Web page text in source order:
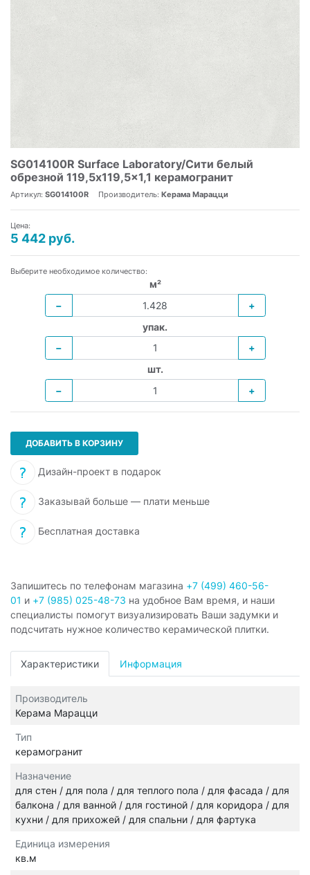
SG014100R Surface Laboratory/Сити белый
обрезной 119,5x119,5x1,1 керамогранит
Артикул: SG014100R Производитель: Керама Марацци
Цена:
5 442 руб.
Выберите необходимое количество:
м²
−
+
упак.
−
+
шт.
−
+
ДОБАВИТЬ В КОРЗИНУ
Дизайн-проект в подарок
Заказывай больше — плати меньше
Бесплатная доставка
Запишитесь по телефонам магазина +7 (499) 460-56-
01 и +7 (985) 025-48-73 на удобное Вам время, и наши
специалисты помогут визуализировать Ваши задумки и
подсчитать нужное количество керамической плитки.
Характеристики Информация
Производитель
Керама Марацци
Тип
керамогранит
Назначение
для стен / для пола / для теплого пола / для фасада / для
балкона / для ванной / для гостиной / для коридора / для
кухни / для прихожей / для спальни / для фартука
Единица измерения
кв.м